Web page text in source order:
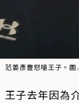
范姜彥豐怒嗆王子。圖
王子去年因為